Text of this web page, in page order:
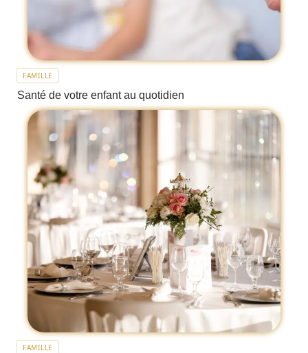
FAMILLE
Santé de votre enfant au quotidien
FAMILLE